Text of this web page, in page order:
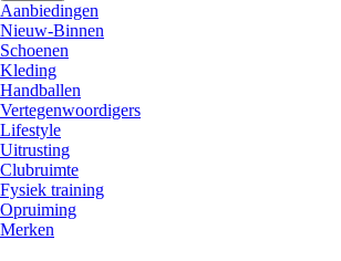
Aanbiedingen
Nieuw-Binnen
Schoenen
Kleding
Handballen
Vertegenwoordigers
Lifestyle
Uitrusting
Clubruimte
Fysiek training
Opruiming
Merken